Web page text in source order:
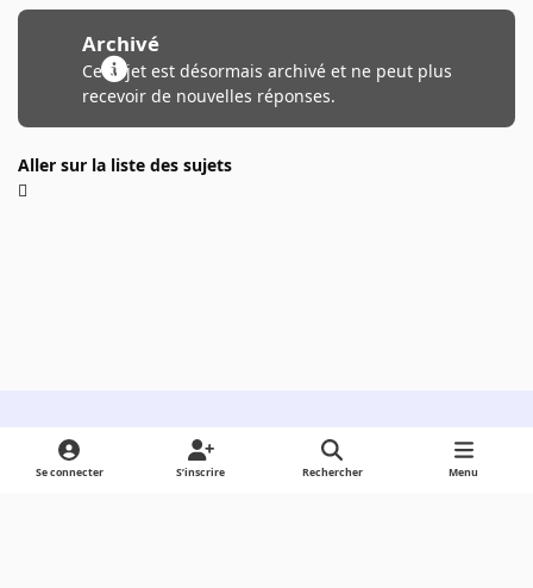
Archivé
Ce sujet est désormais archivé et ne peut plus
recevoir de nouvelles réponses.
Aller sur la liste des sujets
Light ModeDark ModeSystem Preference
Se connecter S’inscrire Rechercher Menu